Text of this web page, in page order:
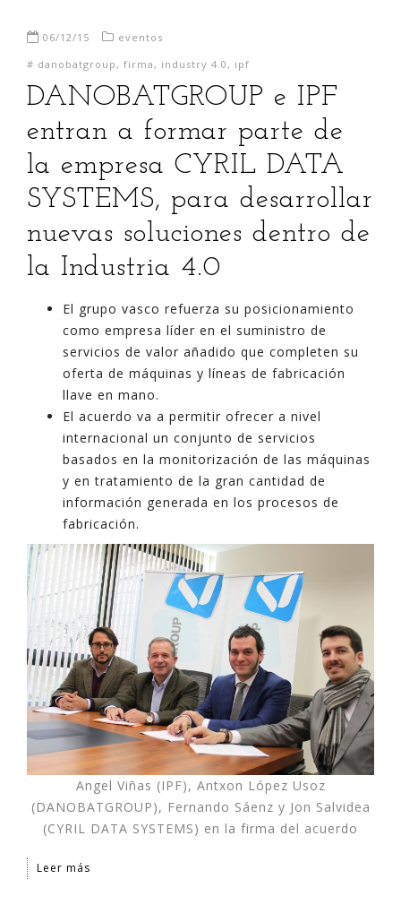
06/12/15
eventos
# danobatgroup , firma , industry 4.0 , ipf
DANOBATGROUP e IPF
entran a formar parte de
la empresa CYRIL DATA
SYSTEMS, para desarrollar
nuevas soluciones dentro de
la Industria 4.0
El grupo vasco refuerza su posicionamiento
como empresa líder en el suministro de
servicios de valor añadido que completen su
oferta de máquinas y líneas de fabricación
llave en mano.
El acuerdo va a permitir ofrecer a nivel
internacional un conjunto de servicios
basados en la monitorización de las máquinas
y en tratamiento de la gran cantidad de
información generada en los procesos de
fabricación.
Angel Viñas (IPF), Antxon López Usoz
(DANOBATGROUP), Fernando Sáenz y Jon Salvidea
(CYRIL DATA SYSTEMS) en la firma del acuerdo
Leer más